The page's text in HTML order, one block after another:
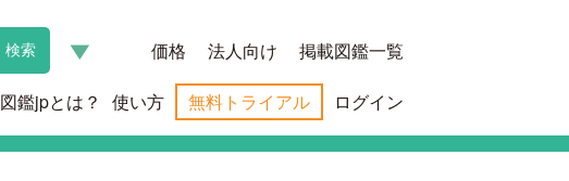
検索 価格 法人向け 掲載図鑑一覧
図鑑jpとは？ 使い方 無料トライアル ログイン